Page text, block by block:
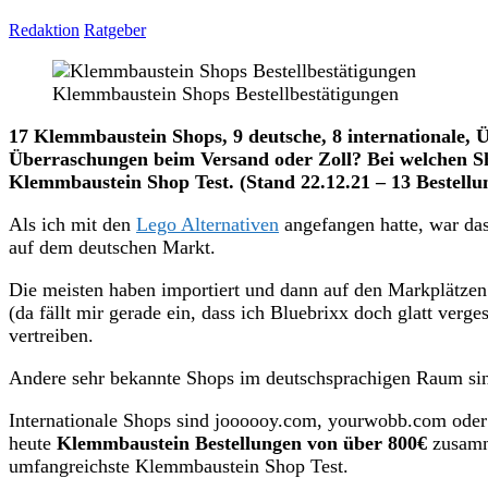
Redaktion Ratgeber
Klemmbaustein Shops Bestellbestätigungen
17 Klemmbaustein Shops, 9 deutsche, 8 internationale,
Überraschungen beim Versand oder Zoll? Bei welchen
Klemmbaustein Shop Test. (Stand 22.12.21 – 13
Als ich mit den Lego Alternativen angefangen hatte, war
auf dem deutschen Markt.
Die meisten haben importiert und dann auf den
(da fällt mir gerade ein, dass ich Bluebrixx doch glatt
vertreiben.
Andere sehr bekannte Shops im deutschsprachigen Raum
Internationale Shops sind joooooy.com, yourwobb.com
heute Klemmbaustein Bestellungen von über 800€
umfangreichste Klemmbaustein Shop Test.